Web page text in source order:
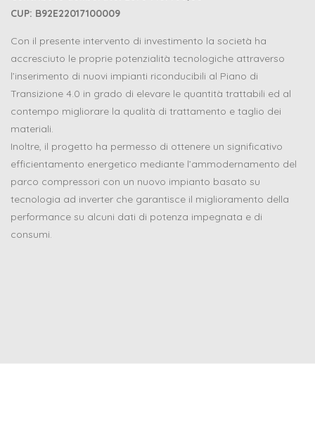
CUP: B92E22017100009
Con il presente intervento di investimento la società ha
accresciuto le proprie potenzialità tecnologiche attraverso
l’inserimento di nuovi impianti riconducibili al Piano di
Transizione 4.0 in grado di elevare le quantità trattabili ed al
contempo migliorare la qualità di trattamento e taglio dei
materiali.
Inoltre, il progetto ha permesso di ottenere un significativo
efficientamento energetico mediante l’ammodernamento del
parco compressori con un nuovo impianto basato su
tecnologia ad inverter che garantisce il miglioramento della
performance su alcuni dati di potenza impegnata e di
consumi.